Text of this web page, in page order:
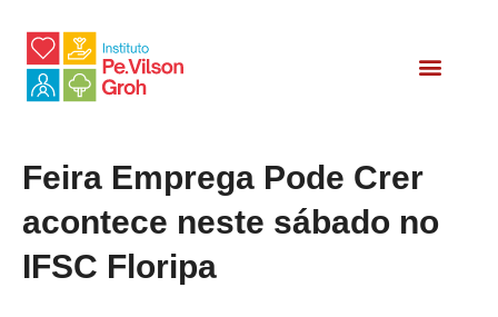
Feira Emprega Pode Crer
acontece neste sábado no
IFSC Floripa